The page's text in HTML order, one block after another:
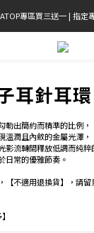
官網限定! 滿千免運(僅限
專區買三送一 | 指定
官網限定! 滿千免運(僅限
耳針耳環
勒出簡約而精準的比例，
溫潤且內斂的金屬光澤，
影流轉間釋放低調而純粹
日常的優雅節奏。
【不適用退換貨】，請